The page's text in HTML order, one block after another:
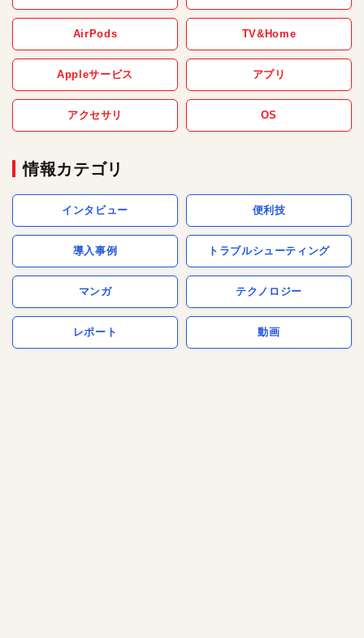
AirPods TV&Home
Appleサービス アプリ
アクセサリ OS
情報カテゴリ
インタビュー 便利技
導入事例 トラブルシューティング
マンガ テクノロジー
レポート 動画